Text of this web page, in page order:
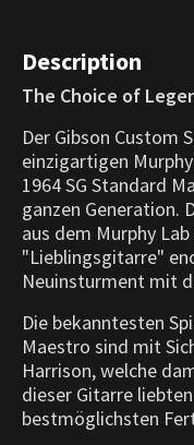
Description
The Choice of
Der Gibson Custom
einzigartigen
1964 SG Standard
ganzen Generation.
aus dem Murphy
"Lieblingsgitarre"
Neuinsturment mit
Die bekanntesten
Maestro sind mit
Harrison, welche
dieser Gitarre
bestmöglichsten